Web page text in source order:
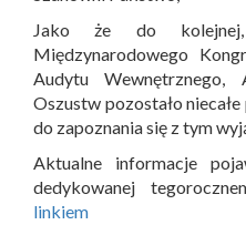
Jako że do
Międzynarodowego
Audytu Wewnętrznego,
Oszustw pozostało
do zapoznania się z tym
Aktualne informacje
dedykowanej
linkiem